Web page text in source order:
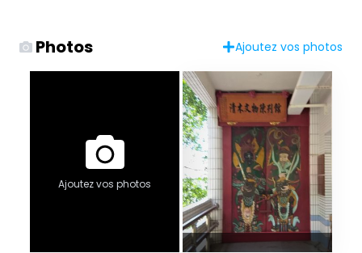
Photos Ajoutez vos photos
Ajoutez vos photos